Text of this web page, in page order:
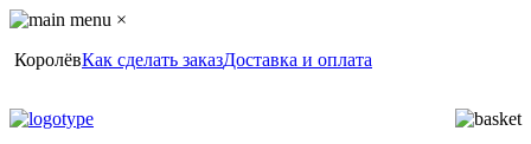
×
КоролёвКак сделать заказДоставка и оплата